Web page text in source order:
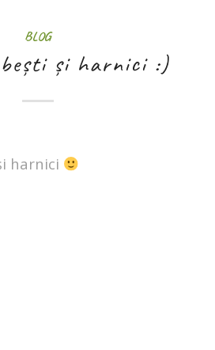
BLOG
și harnici :)
harnici